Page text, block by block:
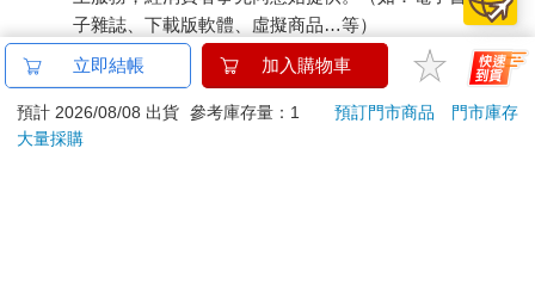
子雜誌、下載版軟體、虛擬商品…等）
已拆封之個人衛生用品。（如：內衣褲、刮鬍刀、除毛
若非上列種類商品，均享有到貨7天的猶豫期（含例假
日）。
立即結帳 加入購物車
預計 2026/08/08 出貨 參考庫存量：1 預訂門市商品
門市庫存
大量採購